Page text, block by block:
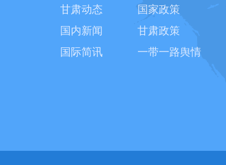
甘肃动态
国内新闻
国际简讯
国家政策
甘肃政策
一带一路舆情